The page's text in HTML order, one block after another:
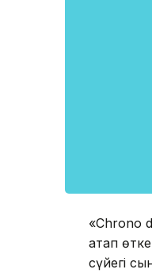
«Chrono
атап
сүйегі